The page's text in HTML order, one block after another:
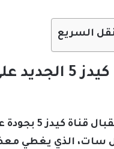
السريع
تردد قناة كيدز 5
يمكنكم استقبال
سات، الذي يغطي